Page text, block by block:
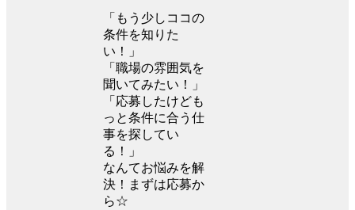
「もう少しココの
条件を知りた
い！」
「職場の雰囲気を
聞いてみたい！」
「応募したけども
っと条件に合う仕
事を探してい
る！」
なんてお悩みを解
決！まずは応募か
ら☆